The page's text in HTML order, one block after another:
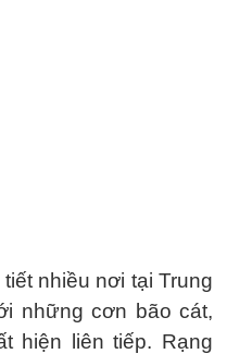
nhiều nơi tại Trung
những cơn bão cát,
hiện liên tiếp. Rạng